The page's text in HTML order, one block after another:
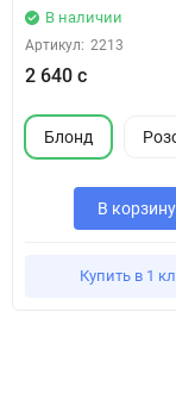
В наличии
Артикул: 2213
2 640 с
Блонд
В корзину
Купить в 1